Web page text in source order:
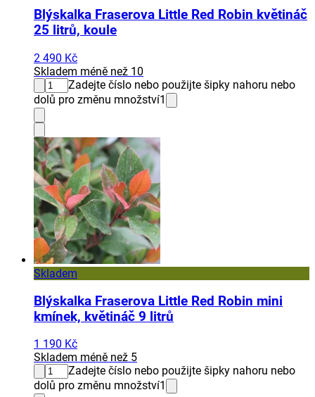
Blýskalka Fraserova Little Red Robin květináč
25 litrů, koule
2 490 Kč
Skladem méně než 10
Zadejte číslo nebo použijte šipky nahoru nebo
dolů pro změnu množství1
Skladem
Blýskalka Fraserova Little Red Robin mini
kmínek, květináč 9 litrů
1 190 Kč
Skladem méně než 5
Zadejte číslo nebo použijte šipky nahoru nebo
dolů pro změnu množství1